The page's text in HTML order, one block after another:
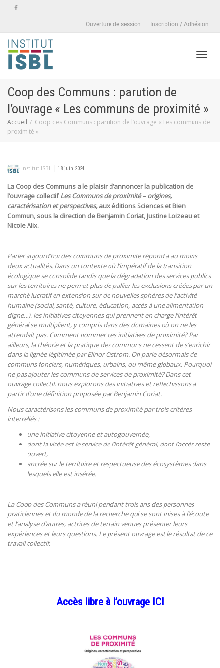
Ouverture de session Inscription / Adhésion
Coop des Communs : parution de
l’ouvrage « Les communs de proximité »
Accueil
Coop des Communs : parution de l’ouvrage « Les communs de
proximité »
Institut ISBL | 18 juin 2024
La Coop des Communs a le plaisir d’annoncer la publication de
l’ouvrage collectifLes Communs de proximité– origines,
caractérisation et perspectives,aux éditions Sciences et Bien
Commun, sous la direction de Benjamin Coriat, Justine Loizeau et
Nicole Alix.
Parler aujourd’hui des communs de proximité répond à au moins
deux actualités. Dans un contexte où l’impératif de la transition
écologique se consolide tandis que la dégradation des services publics
sur les territoires ne permet plus de pallier les exclusions créées par un
marché lucratif en extension sur de nouvelles sphères de l’activité
humaine (social, santé, culture, éducation, accès à une alimentation
digne…), les initiatives citoyennes qui prennent en charge l’intérêt
général se multiplient, y compris dans des domaines où on ne les
attendait pas. Comment nommer ces initiatives de proximité? Par
ailleurs, la théorie et la pratique des communs ne cessent de s’enrichir
dans la lignée légitimée par Elinor Ostrom. On parle désormais de
communs fonciers, numériques, urbains, ou même globaux. Pourquoi
ne pas ajouter les communs de services de proximité? Dans cet
ouvrage collectif, nous explorons des initiatives et réfléchissons à
partir d’une définition proposée par Benjamin Coriat.
Nous caractérisons les communs de proximité par trois critères
interreliés :
une initiative citoyenne et autogouvernée,
dont la visée est le service de l’intérêt général, dont l’accès reste
ouvert,
ancrée sur le territoire et respectueuse des écosystèmes dans
lesquels elle est insérée.
La Coop des Communs a réuni pendant trois ans des personnes
praticiennes et du monde de la recherche qui se sont mises à l’écoute
et l’analyse d’autres, actrices de terrain venues présenter leurs
expériences et leurs questions. Le présent ouvrage est le résultat de ce
travail collectif.
Accès libre à l’ouvrage ICI